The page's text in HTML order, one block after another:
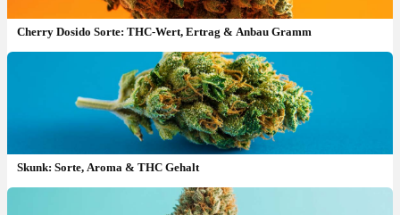
Cherry Dosido Sorte: THC-Wert, Ertrag & Anbau Gramm
Skunk: Sorte, Aroma & THC Gehalt